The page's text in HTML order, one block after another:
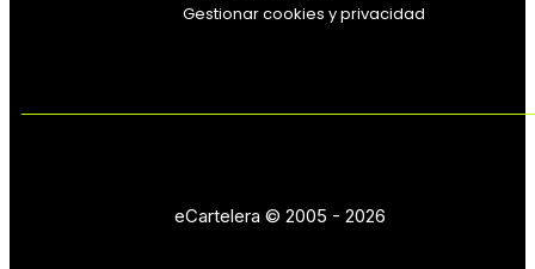
Gestionar cookies y privacidad
eCartelera © 2005 - 2026